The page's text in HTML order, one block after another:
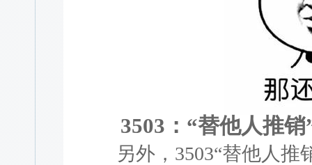
3503：“替他人推销
另外，3503“替他人推